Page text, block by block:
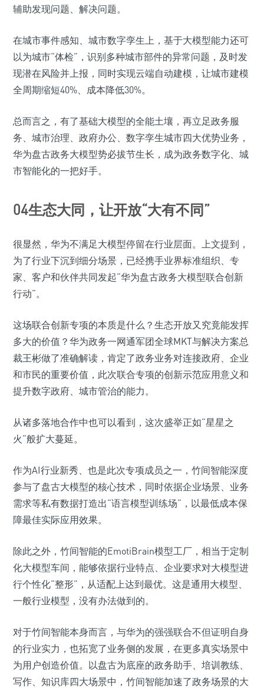
辅助发现问题、解决问题。
在城市事件感知、城市数字孪生上，基于大模型能力还可
以为城市“体检”，识别多种城市部件的异常问题，及时发
现潜在风险并上报，同时实现云端自动建模，让城市建模
全周期缩短40%、成本降低30%。
总而言之，有了基础大模型的全能土壤，再立足政务服
务、城市治理、政府办公、数字孪生城市四大优势业务，
华为盘古政务大模型势必拔节生长，成为政务数字化、城
市智能化的一把好手。
04生态大同，让开放“大有不同”
很显然，华为不满足大模型停留在行业层面。上文提到，
为了行业下沉到细分场景，已经携手业界标准组织、专
家、客户和伙伴共同发起“华为盘古政务大模型联合创新
行动”。
这场联合创新专项的本质是什么？生态开放又究竟能发挥
多大的价值？华为政务一网通军团全球MKT与解决方案总
裁王彬做了准确解读，肯定了政务业务对连接政府、企业
和市民的重要价值，此次联合专项的创新示范应用意义和
提升数字政府、城市管治的能力。
从诸多落地合作中也可以看到，这次盛举正如“星星之
火”般扩大蔓延。
作为AI行业新秀、也是此次专项成员之一，竹间智能深度
参与了盘古大模型的核心技术，同时依据企业场景、业务
需求等私有数据打造出“语言模型训练场”，以最低成本保
障最佳实际应用效果。
除此之外，竹间智能的EmotiBrain模型工厂，相当于定制
化大模型车间，能够依据行业特点、企业要求对大模型进
行个性化“整形”，从适配上达到最优。这是通用大模型、
一般行业模型，没有办法做到的。
对于竹间智能本身而言，与华为的强强联合不但证明自身
的行业实力，也拓宽了业务侧的发展，在更多真实场景中
为用户创造价值。以盘古为底座的政务助手、培训教练、
写作、知识库四大场景中，竹间智能加速了政务场景的大